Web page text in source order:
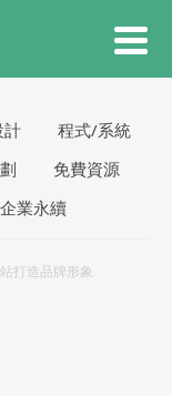
計
程式/系統
免費資源
業永續
打造品牌形象